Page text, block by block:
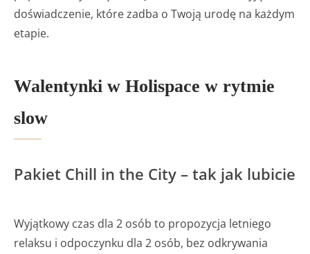
doświadczenie, które zadba o Twoją urodę na każdym
etapie.
Walentynki w Holispace w rytmie
slow
Pakiet Chill in the City – tak jak lubicie
Wyjątkowy czas dla 2 osób to propozycja letniego
relaksu i odpoczynku dla 2 osób, bez odkrywania